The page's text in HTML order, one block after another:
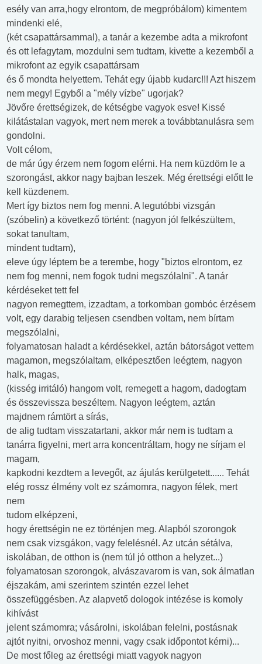
esély van arra,hogy elrontom, de megpróbálom) kimentem
mindenki elé,
(két csapattársammal), a tanár a kezembe adta a mikrofont
és ott lefagytam, mozdulni sem tudtam, kivette a kezemből a
mikrofont az egyik csapattársam
és ő mondta helyettem. Tehát egy újabb kudarc!!! Azt hiszem
nem megy! Egyből a "mély vízbe" ugorjak?
Jövőre érettségizek, de kétségbe vagyok esve! Kissé
kilátástalan vagyok, mert nem merek a továbbtanulásra sem
gondolni.
Volt célom,
de már úgy érzem nem fogom elérni. Ha nem küzdöm le a
szorongást, akkor nagy bajban leszek. Még érettségi előtt le
kell küzdenem.
Mert így biztos nem fog menni. A legutóbbi vizsgán
(szóbelin) a következő történt: (nagyon jól felkészültem,
sokat tanultam,
mindent tudtam),
eleve úgy léptem be a terembe, hogy "biztos elrontom, ez
nem fog menni, nem fogok tudni megszólalni". A tanár
kérdéseket tett fel
nagyon remegttem, izzadtam, a torkomban gombóc érzésem
volt, egy darabig teljesen csendben voltam, nem bírtam
megszólalni,
folyamatosan haladt a kérdésekkel, aztán bátorságot vettem
magamon, megszólaltam, elképesztően leégtem, nagyon
halk, magas,
(kisség irritáló) hangom volt, remegett a hagom, dadogtam
és összevissza beszéltem. Nagyon leégtem, aztán
majdnem rámtört a sírás,
de alig tudtam visszatartani, akkor már nem is tudtam a
tanárra figyelni, mert arra koncentráltam, hogy ne sírjam el
magam,
kapkodni kezdtem a levegőt, az ájulás kerülgetett...... Tehát
elég rossz élmény volt ez számomra, nagyon félek, mert
nem
tudom elképzeni,
hogy érettségin ne ez történjen meg. Alapból szorongok
nem csak vizsgákon, vagy felelésnél. Az utcán sétálva,
iskolában, de otthon is (nem túl jó otthon a helyzet...)
folyamatosan szorongok, alvászavarom is van, sok álmatlan
éjszakám, ami szerintem szintén ezzel lehet
összefüggésben. Az alapvető dologok intézése is komoly
kihívást
jelent számomra; vásárolni, iskolában felelni, postásnak
ajtót nyitni, orvoshoz menni, vagy csak időpontot kérni)...
De most főleg az érettségi miatt vagyok nagyon